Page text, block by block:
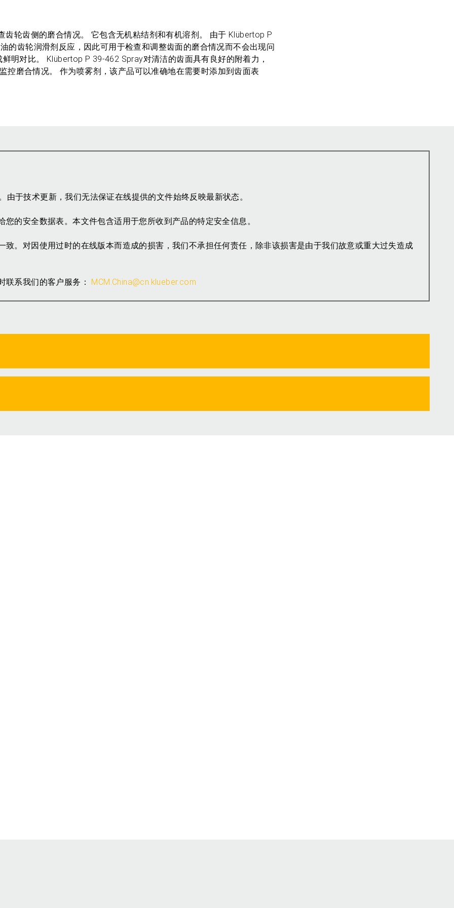
轮齿侧的磨合情况。 它包含无机粘结剂和有机溶剂。 由于 Klübertop P
的齿轮润滑剂反应，因此可用于检查和调整齿面的磨合情况而不会出现问
明对比。 Klübertop P 39-462 Spray对清洁的齿面具有良好的附着力，
控磨合情况。 作为喷雾剂，该产品可以准确地在需要时添加到齿面表
于技术更新，我们无法保证在线提供的文件始终反映最新状态。
的安全数据表。本文件包含适用于您所收到产品的特定安全信息。
。对因使用过时的在线版本而造成的损害，我们不承担任何责任，除非该损害是由于我们故意或重大过失造成
联系我们的客户服务： MCM.China@cn.klueber.com